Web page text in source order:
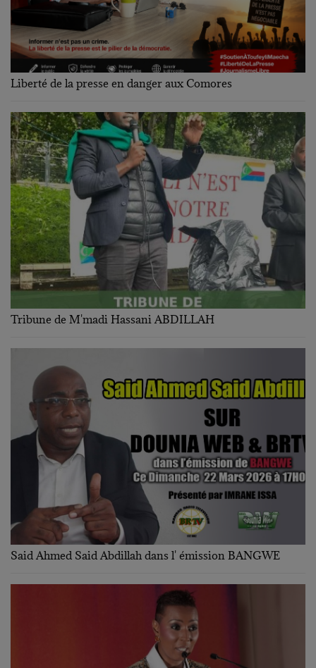
Liberté de la presse en danger aux Comores
Tribune de M'madi Hassani ABDILLAH
Said Ahmed Said Abdillah dans l' émission BANGWE